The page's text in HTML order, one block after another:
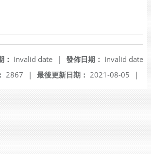
發佈日期： Invalid date
： Invalid date
|
最後更新日期： 2021-08-05 |
2867 |